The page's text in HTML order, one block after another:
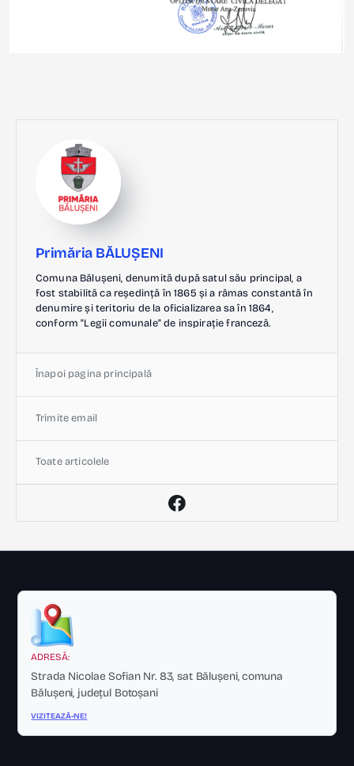
Primăria BĂLUȘENI
Comuna Bălușeni, denumită după satul său principal, a
fost stabilită ca reședință în 1865 și a rămas constantă în
denumire și teritoriu de la oficializarea sa în 1864,
conform "Legii comunale" de inspirație franceză.
Înapoi pagina principală
Trimite email
Toate articolele
ADRESĂ:
Strada Nicolae Sofian Nr. 83, sat Bălușeni, comuna
Bălușeni, județul Botoșani
VIZITEAZĂ-NE!